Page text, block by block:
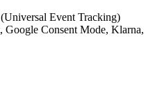
Event Tracking)
Google Consent Mode, Klarna,